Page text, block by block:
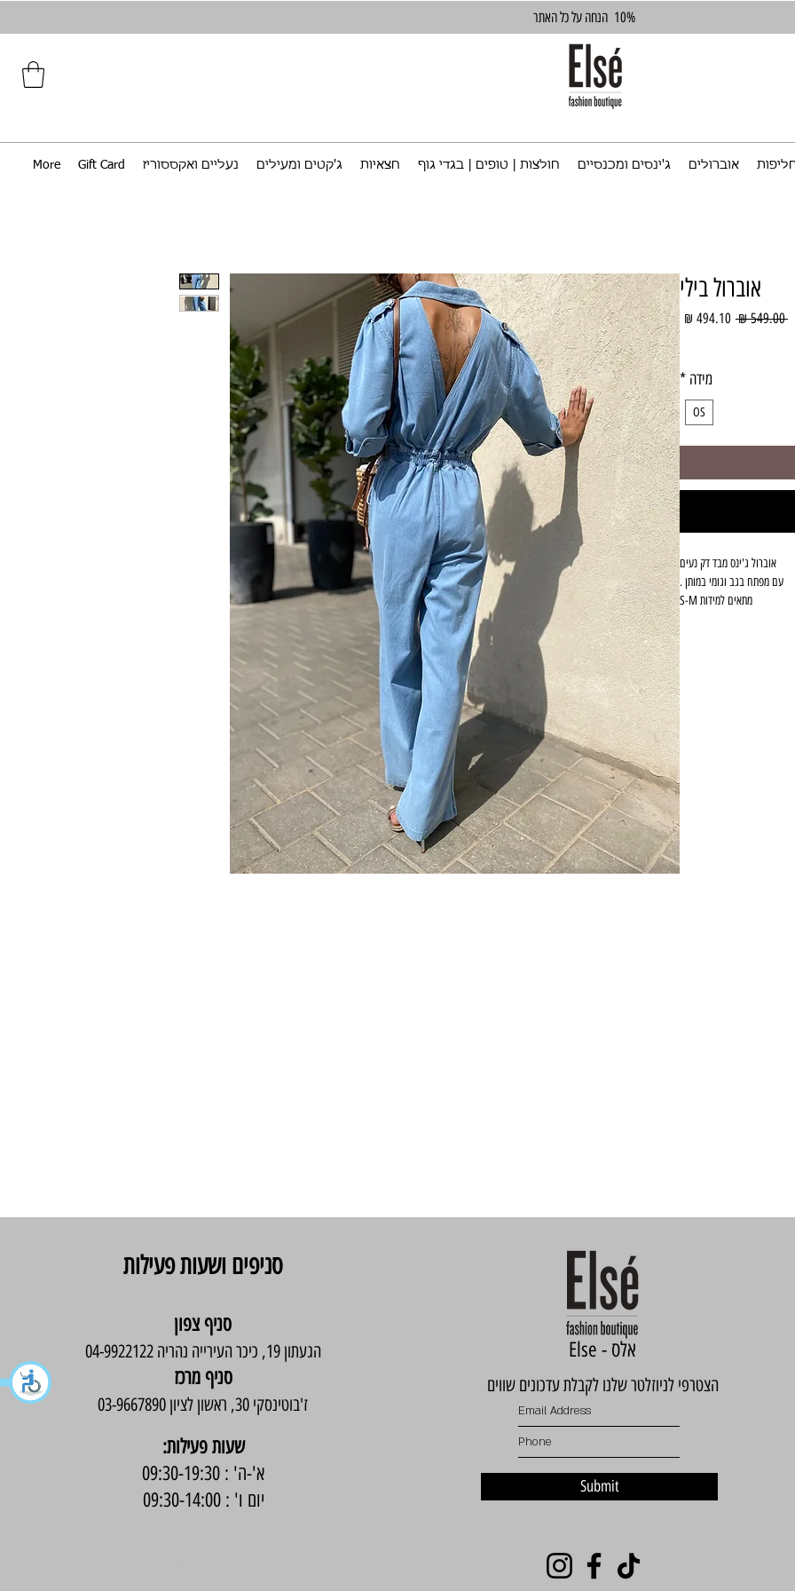
10% הנחה על כל האתר
אוברולים ג'ינסים ומכנסיים חולצות | טופים | בגדי גוף חצאיות ג'קטים ומעילים נעליים ואקססוריז Gift Card
More
אוברול בילי
‏549.00 ‏₪
מחיר
מחיר
מבצע
מידה *
OS
אוברול ג'ינס מבד דק נעים
עם מפתח בגב וגומי במותן .
מתאים למידות S-M
סניפים ושעות פעילות
סניף צפון
הגעתון 19, כיכר העירייה נהריה 04-9922122
סניף מרכז
ז'בוטינסקי 30, ראשון לציון 03-9667890
:שעות פעילות
א'-ה' : 09:30-19:30
יום ו' : 09:30-14:00
Else - אלס
הצטרפי לניוזלטר שלנו לקבלת עדכונים שווים
Submit